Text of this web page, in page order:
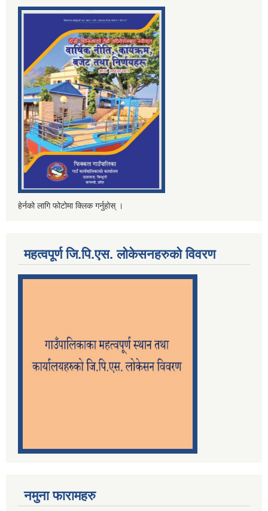
हेर्नको लागि फोटोमा क्लिक गर्नुहोस् ।
महत्वपूर्ण जि.पि.एस. लोकेसनहरुको विवरण
नमुना फारामहरु